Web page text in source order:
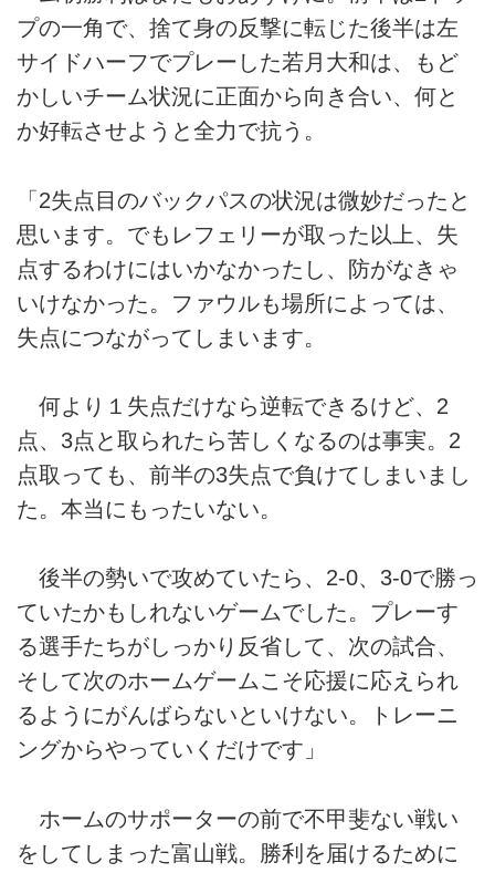
プの一角で、捨て身の反撃に転じた後半は左
サイドハーフでプレーした若月大和は、もど
かしいチーム状況に正面から向き合い、何と
か好転させようと全力で抗う。
「2失点目のバックパスの状況は微妙だったと
思います。でもレフェリーが取った以上、失
点するわけにはいかなかったし、防がなきゃ
いけなかった。ファウルも場所によっては、
失点につながってしまいます。
何より１失点だけなら逆転できるけど、2
点、3点と取られたら苦しくなるのは事実。2
点取っても、前半の3失点で負けてしまいまし
た。本当にもったいない。
後半の勢いで攻めていたら、2-0、3-0で勝っ
ていたかもしれないゲームでした。プレーす
る選手たちがしっかり反省して、次の試合、
そして次のホームゲームこそ応援に応えられ
るようにがんばらないといけない。トレーニ
ングからやっていくだけです」
ホームのサポーターの前で不甲斐ない戦い
をしてしまった富山戦。勝利を届けるために